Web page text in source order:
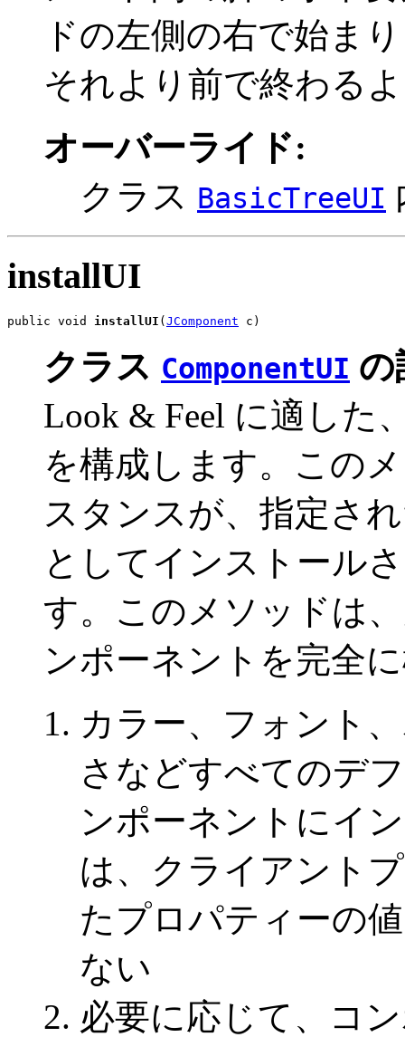
ドの左側の右で始ま
それより前で終わる
オーバーライド:
クラス BasicTreeUI
installUI
public void installUI (JComponent c)
クラス ComponentUI の
Look & Feel に適した
を構成します。この
スタンスが、指定さ
としてインストール
す。このメソッドは
ンポーネントを完全
カラー、フォント
さなどすべてのデ
ンポーネントにイ
は、クライアント
たプロパティーの
ない
必要に応じて、コ